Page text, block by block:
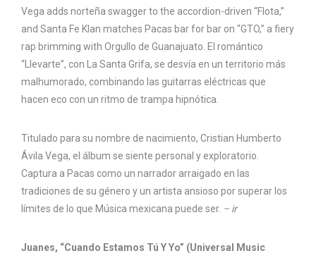
Vega adds norteña swagger to the accordion-driven “Flota,”
and Santa Fe Klan matches Pacas bar for bar on “GTO,” a fiery
rap brimming with Orgullo de Guanajuato. El romántico
“Llevarte”, con La Santa Grifa, se desvía en un territorio más
malhumorado, combinando las guitarras eléctricas que
hacen eco con un ritmo de trampa hipnótica.
Titulado para su nombre de nacimiento, Cristian Humberto
Ávila Vega, el álbum se siente personal y exploratorio.
Captura a Pacas como un narrador arraigado en las
tradiciones de su género y un artista ansioso por superar los
límites de lo que Música mexicana puede ser. – ir
Juanes, “Cuando Estamos Tú Y Yo” (Universal Music